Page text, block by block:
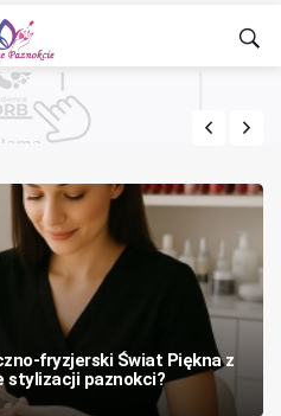
Świat Piękna z
stylizacji paznokci?